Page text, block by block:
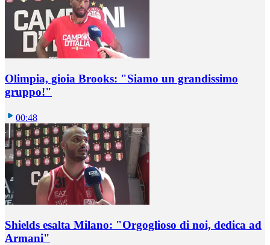
Olimpia, gioia Brooks: "Siamo un grandissimo
gruppo!"
00:48
Shields esalta Milano: "Orgoglioso di noi, dedica ad
Armani"